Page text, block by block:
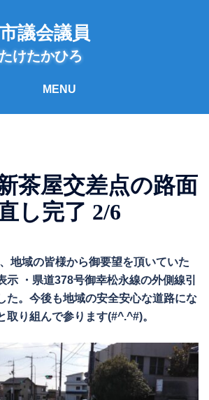
議会議員
けたかひろ
茶屋交差点の路面
し完了 2/6
地域の皆様から御要望を頂いていた
示 ・県道378号御幸松永線の外側線引
た。今後も地域の安全安心な道路にな
取り組んで参ります(#^.^#)。